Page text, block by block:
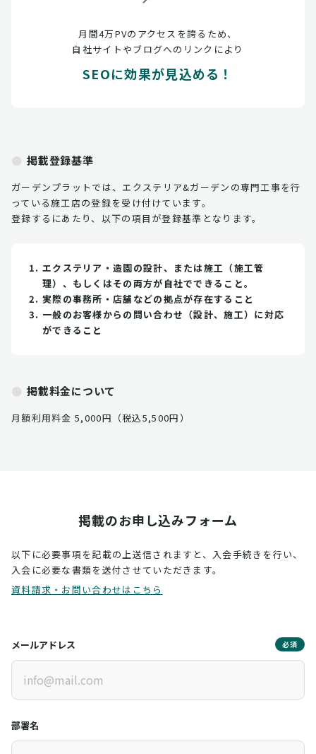
月間4万PVのアクセスを誇るため、
自社サイトやブログへのリンクにより
SEOに効果が見込める！
掲載登録基準
ガーデンプラットでは、エクステリア&ガーデンの専門工事を行
っている施工店の登録を受け付けています。
登録するにあたり、以下の項目が登録基準となります。
エクステリア・造園の設計、または施工（施工管
理）、もしくはその両方が自社でできること。
実際の事務所・店舗などの拠点が存在すること
一般のお客様からの問い合わせ（設計、施工）に対応
ができること
掲載料金について
月額利用料金 5,000円（税込5,500円）
掲載のお申し込みフォーム
以下に必要事項を記載の上送信されますと、入会手続きを行い、
入会に必要な書類を送付させていただきます。
資料請求・お問い合わせはこちら
メールアドレス 必須
部署名